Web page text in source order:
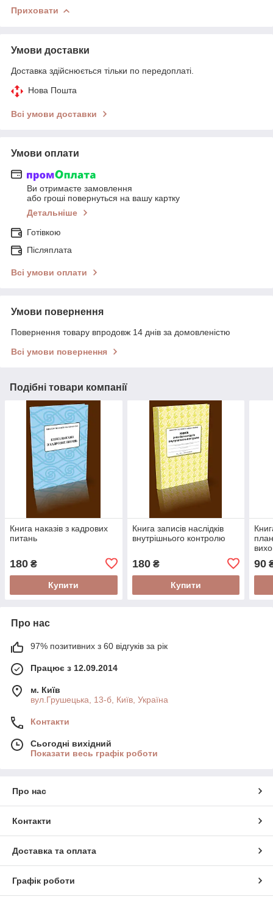
Приховати
Умови доставки
Доставка здійснюється тільки по передоплаті.
Нова Пошта
Всі умови доставки
Умови оплати
Ви отримаєте замовлення
або гроші повернуться на вашу картку
Детальніше
Готівкою
Післяплата
Всі умови оплати
Умови повернення
Повернення товару впродовж 14 днів за домовленістю
Всі умови повернення
Подібні товари компанії
Книга наказів з кадрових
питань
180 ₴
Купити
Книга записів наслідків
внутрішнього контролю
180₴
Купити
90
Про нас
97% позитивних з 60 відгуків за рік
Працює з 12.09.2014
м. Київ
вул.Грушецька, 13-б, Київ, Україна
Контакти
Сьогодні вихідний
Показати весь графік роботи
Про нас
Контакти
Доставка та оплата
Графік роботи